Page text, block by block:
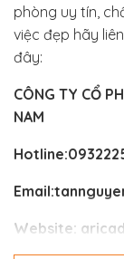
phòng uy tín,
việc đẹp hãy
đây:
CÔNG TY CỔ
NAM
Website: